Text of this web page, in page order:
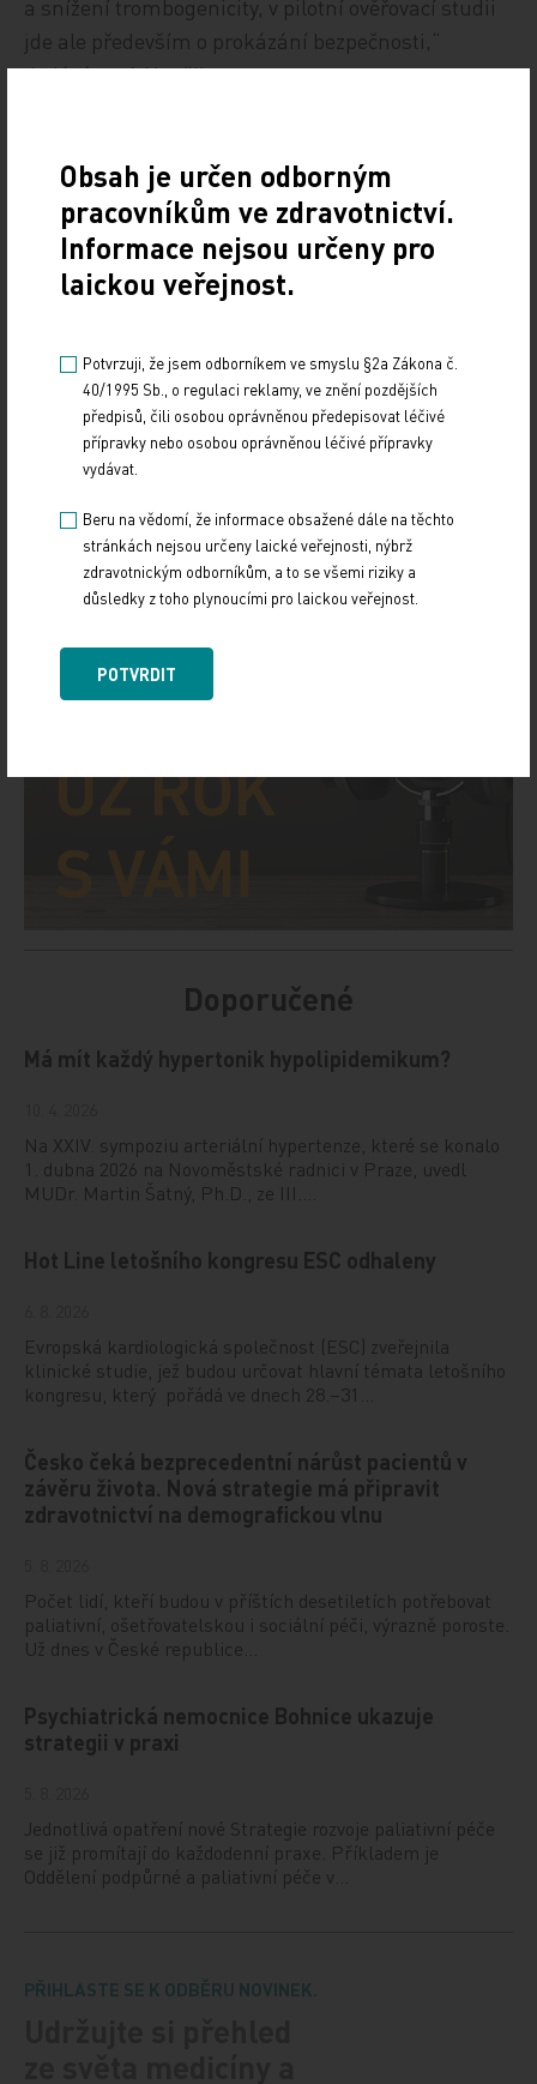
a snížení trombogenicity, v pilotní ověřovací studii
jde ale především o prokázání bezpečnosti,“
dodává prof. Neužil.
Sdílejte článek
Doporučené
Má mít každý hypertonik hypolipidemikum?
Na XXIV. sympoziu arteriální hypertenze, které se konalo
1. dubna 2026 na Novoměstské radnici v Praze, uvedl
MUDr. Martin Šatný, Ph.D., ze III.…
Hot Line letošního kongresu ESC odhaleny
Evropská kardiologická společnost (ESC) zveřejnila
klinické studie, jež budou určovat hlavní témata letošního
kongresu, který pořádá ve dnech 28.–31…
Česko čeká bezprecedentní nárůst pacientů v
závěru života. Nová strategie má připravit
zdravotnictví na demografickou vlnu
Počet lidí, kteří budou v příštích desetiletích potřebovat
paliativní, ošetřovatelskou i sociální péči, výrazně poroste.
Už dnes v České republice…
Psychiatrická nemocnice Bohnice ukazuje
strategii v praxi
Jednotlivá opatření nové Strategie rozvoje paliativní péče
se již promítají do každodenní praxe. Příkladem je
Oddělení podpůrné a paliativní péče v…
PŘIHLASTE SE K ODBĚRU NOVINEK.
Obsah je určen odborným
pracovníkům ve zdravotnictví.
Informace nejsou určeny pro
laickou veřejnost.
Potvrzuji, že jsem odborníkem ve smyslu §2a Zákona č.
40/1995 Sb., o regulaci reklamy, ve znění pozdějších
předpisů, čili osobou oprávněnou předepisovat léčivé
přípravky nebo osobou oprávněnou léčivé přípravky
vydávat.
Beru na vědomí, že informace obsažené dále na těchto
stránkách nejsou určeny laické veřejnosti, nýbrž
zdravotnickým odborníkům, a to se všemi riziky a
důsledky z toho plynoucími pro laickou veřejnost.
POTVRDIT